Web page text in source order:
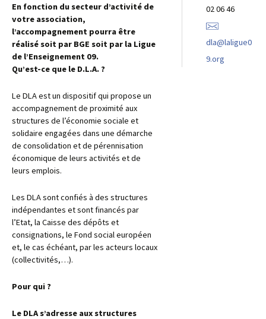
02 06 46
dla@laligue0
9.org
En fonction du secteur d’activité de
votre association,
l’accompagnement pourra être
réalisé soit par BGE soit par la Ligue
de l’Enseignement 09.
Qu’est-ce que le D.L.A. ?
Le DLA est un dispositif qui propose un
accompagnement de proximité aux
structures de l’économie sociale et
solidaire engagées dans une démarche
de consolidation et de pérennisation
économique de leurs activités et de
leurs emplois.
Les DLA sont confiés à des structures
indépendantes et sont financés par
l’Etat, la Caisse des dépôts et
consignations, le Fond social européen
et, le cas échéant, par les acteurs locaux
(collectivités,…).
Pour qui ?
Le DLA s’adresse aux structures